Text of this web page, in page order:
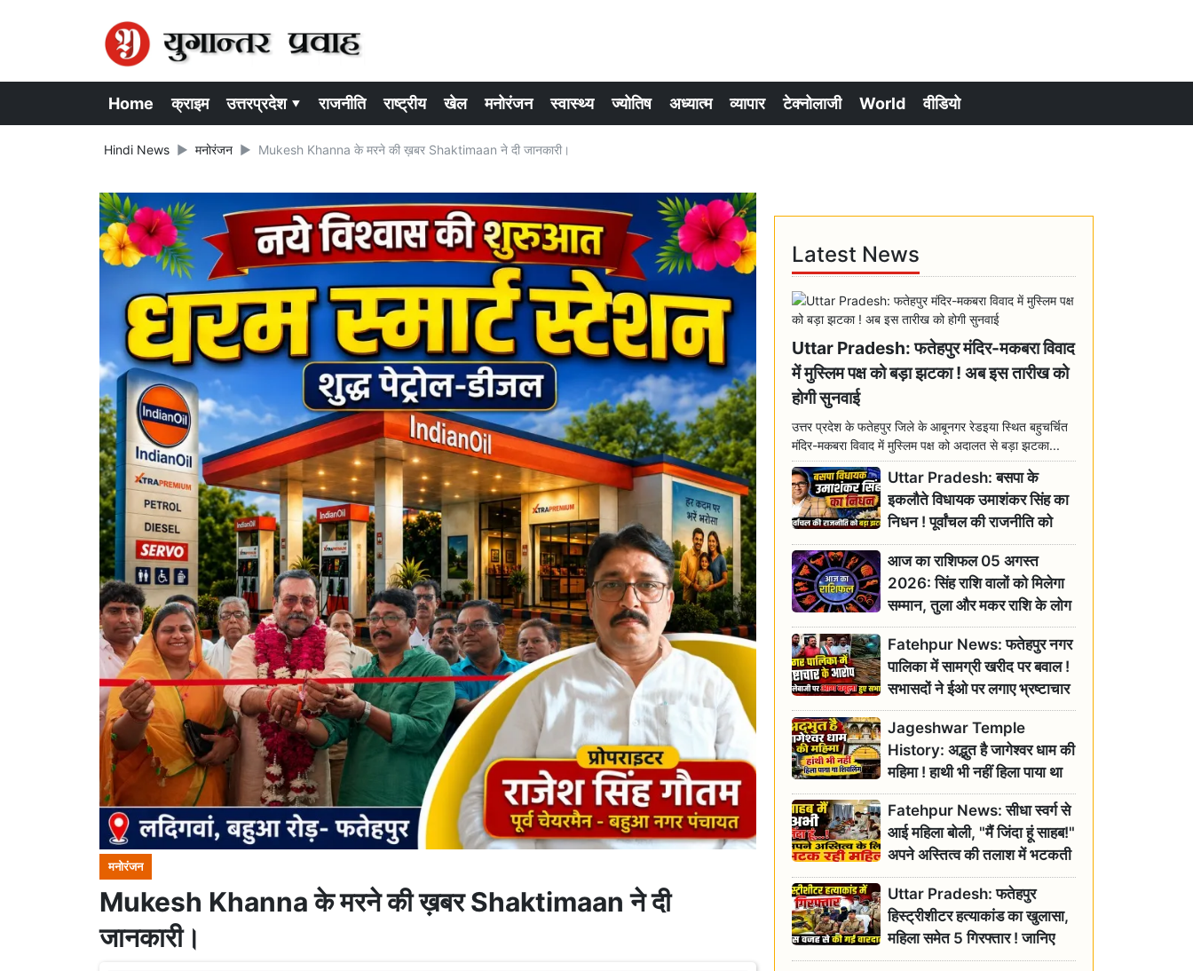
Home क्राइम उत्तरप्रदेश ▾ राजनीति राष्ट्रीय खेल मनोरंजन स्वास्थ्य ज्योतिष अध्यात्म व्यापार टेक्नोलाजी World वीडियो
Hindi News मनोरंजन Mukesh Khanna के मरने की ख़बर Shaktimaan ने दी जानकारी।
मनोरंजन
Mukesh Khanna के मरने की ख़बर Shaktimaan ने दी
जानकारी।
Latest News
Uttar Pradesh: फतेहपुर मंदिर-मकबरा विवाद
में मुस्लिम पक्ष को बड़ा झटका ! अब इस तारीख को
होगी सुनवाई
उत्तर प्रदेश के फतेहपुर जिले के आबूनगर रेडइया स्थित बहुचर्चित
मंदिर-मकबरा विवाद में मुस्लिम पक्ष को अदालत से बड़ा झटका...
Uttar Pradesh: बसपा के
इकलौते विधायक उमाशंकर सिंह का
निधन ! पूर्वांचल की राजनीति को
बड़ा झटका, योगी ने जताया दुःख
आज का राशिफल 05 अगस्त
2026: सिंह राशि वालों को मिलेगा
सम्मान, तुला और मकर राशि के लोग
रहें सतर्क
Fatehpur News: फतेहपुर नगर
पालिका में सामग्री खरीद पर बवाल !
सभासदों ने ईओ पर लगाए भ्रष्टाचार
के गंभीर आरोप
Jageshwar Temple
History: अद्भुत है जागेश्वर धाम की
महिमा ! हाथी भी नहीं हिला पाया था
शिवलिंग, जानिए क्या है इसका
इतिहास
Fatehpur News: सीधा स्वर्ग से
आई महिला बोली, "मैं जिंदा हूं साहब!"
अपने अस्तित्व की तलाश में भटकती
रही बुजुर्ग, एसडीएम ने दिए जांच के
आदेश
Uttar Pradesh: फतेहपुर
हिस्ट्रीशीटर हत्याकांड का खुलासा,
महिला समेत 5 गिरफ्तार ! जानिए
क्या था कनेक्शन?